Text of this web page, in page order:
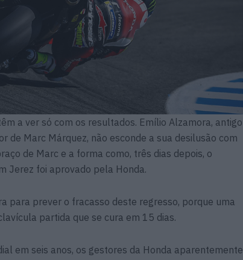
a ver só com os resultados. Emílio Alzamora, antigo
de Marc Márquez, não esconde a sua desilusão com
de Marc e a forma como, três dias depois, o
Jerez foi aprovado pela Honda.
para prever o fracasso deste regresso, porque uma
partida que se cura em 15 dias.
em seis anos, os gestores da Honda aparentemente